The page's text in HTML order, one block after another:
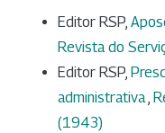
Editor RSP,
Revista do
Editor RSP,
administrativa,
(1943)